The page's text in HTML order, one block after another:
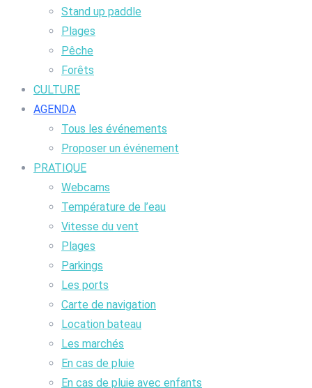
Stand up paddle
Plages
Pêche
Forêts
CULTURE
AGENDA
Tous les événements
Proposer un événement
PRATIQUE
Webcams
Température de l’eau
Vitesse du vent
Plages
Parkings
Les ports
Carte de navigation
Location bateau
Les marchés
En cas de pluie
En cas de pluie avec enfants